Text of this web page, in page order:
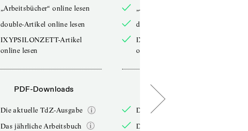
„Arbeitsbücher“ online lesen
double-Artikel online lesen
IXYPSILONZETT-Artikel
online lesen
PDF-Downloads
Die aktuelle TdZ-Ausgabe
Das jährliche Arbeitsbuch
„Arbeitsbücher“ online lesen
double-Artikel online lesen
IXYPSILONZETT-Artikel
online lesen
PDF-Downloads
Die aktuelle TdZ-Ausgabe
Das jährliche Arbeitsbuch